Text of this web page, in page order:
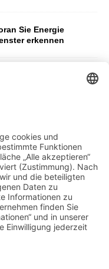
Sie Energie
erkennen
viel Eigenkapital
benötigt man
neue
können